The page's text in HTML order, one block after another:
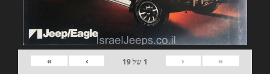
«
‹
1 של19
›
»